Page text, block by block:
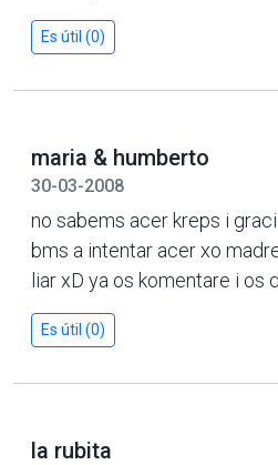
Es útil (0)
maria & humberto
30-03-2008
no sabems acer kreps i
bms a intentar acer xo
liar xD ya os komentare i os
Es útil (0)
la rubita